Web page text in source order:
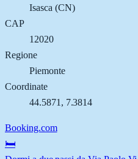
Isasca (CN)
CAP
12020
Regione
Piemonte
Coordinate
44.5871 , 7.3814
Booking.com
🛏️